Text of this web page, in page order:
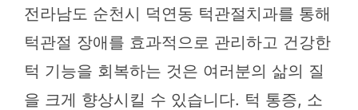
전라남도 순천시 덕연동 턱관절치과를 통해
턱관절 장애를 효과적으로 관리하고 건강한
턱 기능을 회복하는 것은 여러분의 삶의 질
을 크게 향상시킬 수 있습니다. 턱 통증, 소